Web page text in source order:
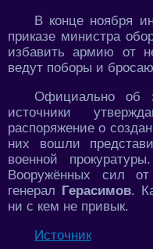
В конце ноября
приказе министра
избавить армию от
ведут поборы и
Официально об
источники
распоряжение о
них вошли
военной
Вооружённых сил
генерал Герасимов.
ни с кем не привык.
Источник